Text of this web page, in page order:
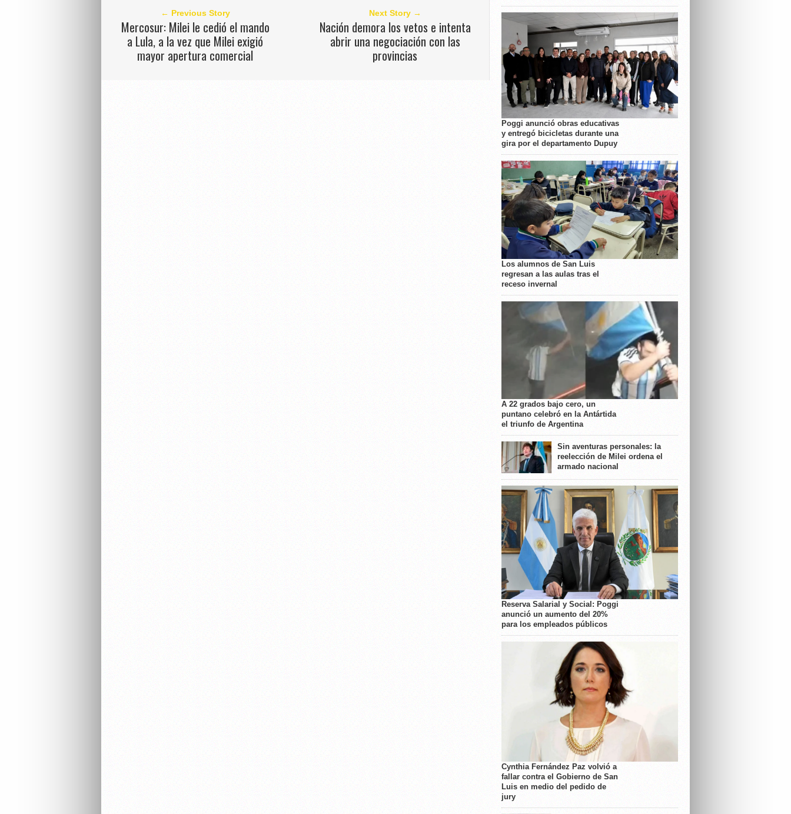
← Previous Story
Mercosur: Milei le cedió el mando
a Lula, a la vez que Milei exigió
mayor apertura comercial
Next Story →
Nación demora los vetos e intenta
abrir una negociación con las
provincias
Poggi anunció obras educativas
y entregó bicicletas durante una
gira por el departamento Dupuy
Los alumnos de San Luis
regresan a las aulas tras el
receso invernal
A 22 grados bajo cero, un
puntano celebró en la Antártida
el triunfo de Argentina
Sin aventuras personales: la
reelección de Milei ordena el
armado nacional
Reserva Salarial y Social: Poggi
anunció un aumento del 20%
para los empleados públicos
Cynthia Fernández Paz volvió a
fallar contra el Gobierno de San
Luis en medio del pedido de
jury